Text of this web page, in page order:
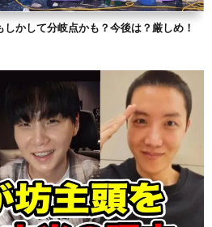
かして分岐点かも？今後は？厳しめ！